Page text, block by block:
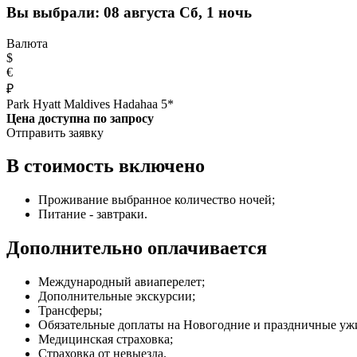
Вы выбрали: 08 августа Сб, 1 ночь
Валюта
$
€
₽
Park Hyatt Maldives Hadahaa 5*
Цена доступна по запросу
Отправить заявку
В стоимость включено
Проживание выбранное количество ночей;
Питание - завтраки.
Дополнительно оплачивается
Международный авиаперелет;
Дополнительные экскурсии;
Трансферы;
Обязательные доплаты на Новогодние и праздничные
Медицинская страховка;
Страховка от невыезда.